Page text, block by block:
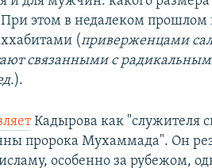
этом в недалеком прошлом
(приверженцами
связанными с
).
Кадырова как "служителя
пророка Мухаммада". Он
особенно за рубежом,